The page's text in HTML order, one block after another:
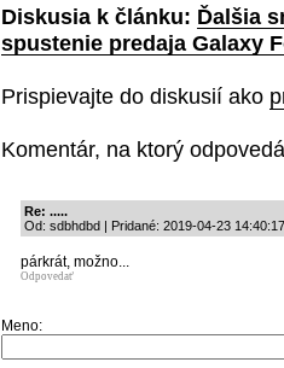
Diskusia k článku: Ďalšia
spustenie predaja Galaxy
Prispievajte do diskusií ako
Komentár, na ktorý
Re: .....
Od: sdbhdbd | Pridané: 2019-04-23 14:40:17
párkrát, možno...
Odpovedať
Meno: